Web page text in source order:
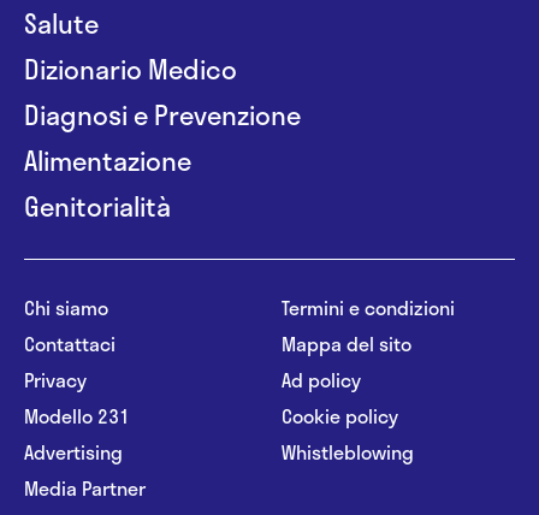
Salute
Dizionario Medico
Diagnosi e Prevenzione
Alimentazione
Genitorialità
Chi siamo
Contattaci
Privacy
Modello 231
Advertising
Media Partner
Termini e condizioni
Mappa del sito
Ad policy
Cookie policy
Whistleblowing